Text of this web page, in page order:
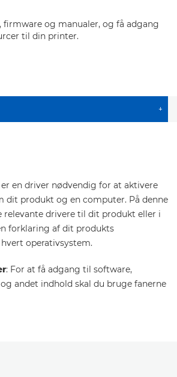
firmware og manualer, og få adgang
til din printer.
+
en driver nødvendig for at aktivere
dit produkt og en computer. På denne
relevante drivere til dit produkt eller i
forklaring af dit produkts
operativsystem.
: For at få adgang til software,
andet indhold skal du bruge fanerne